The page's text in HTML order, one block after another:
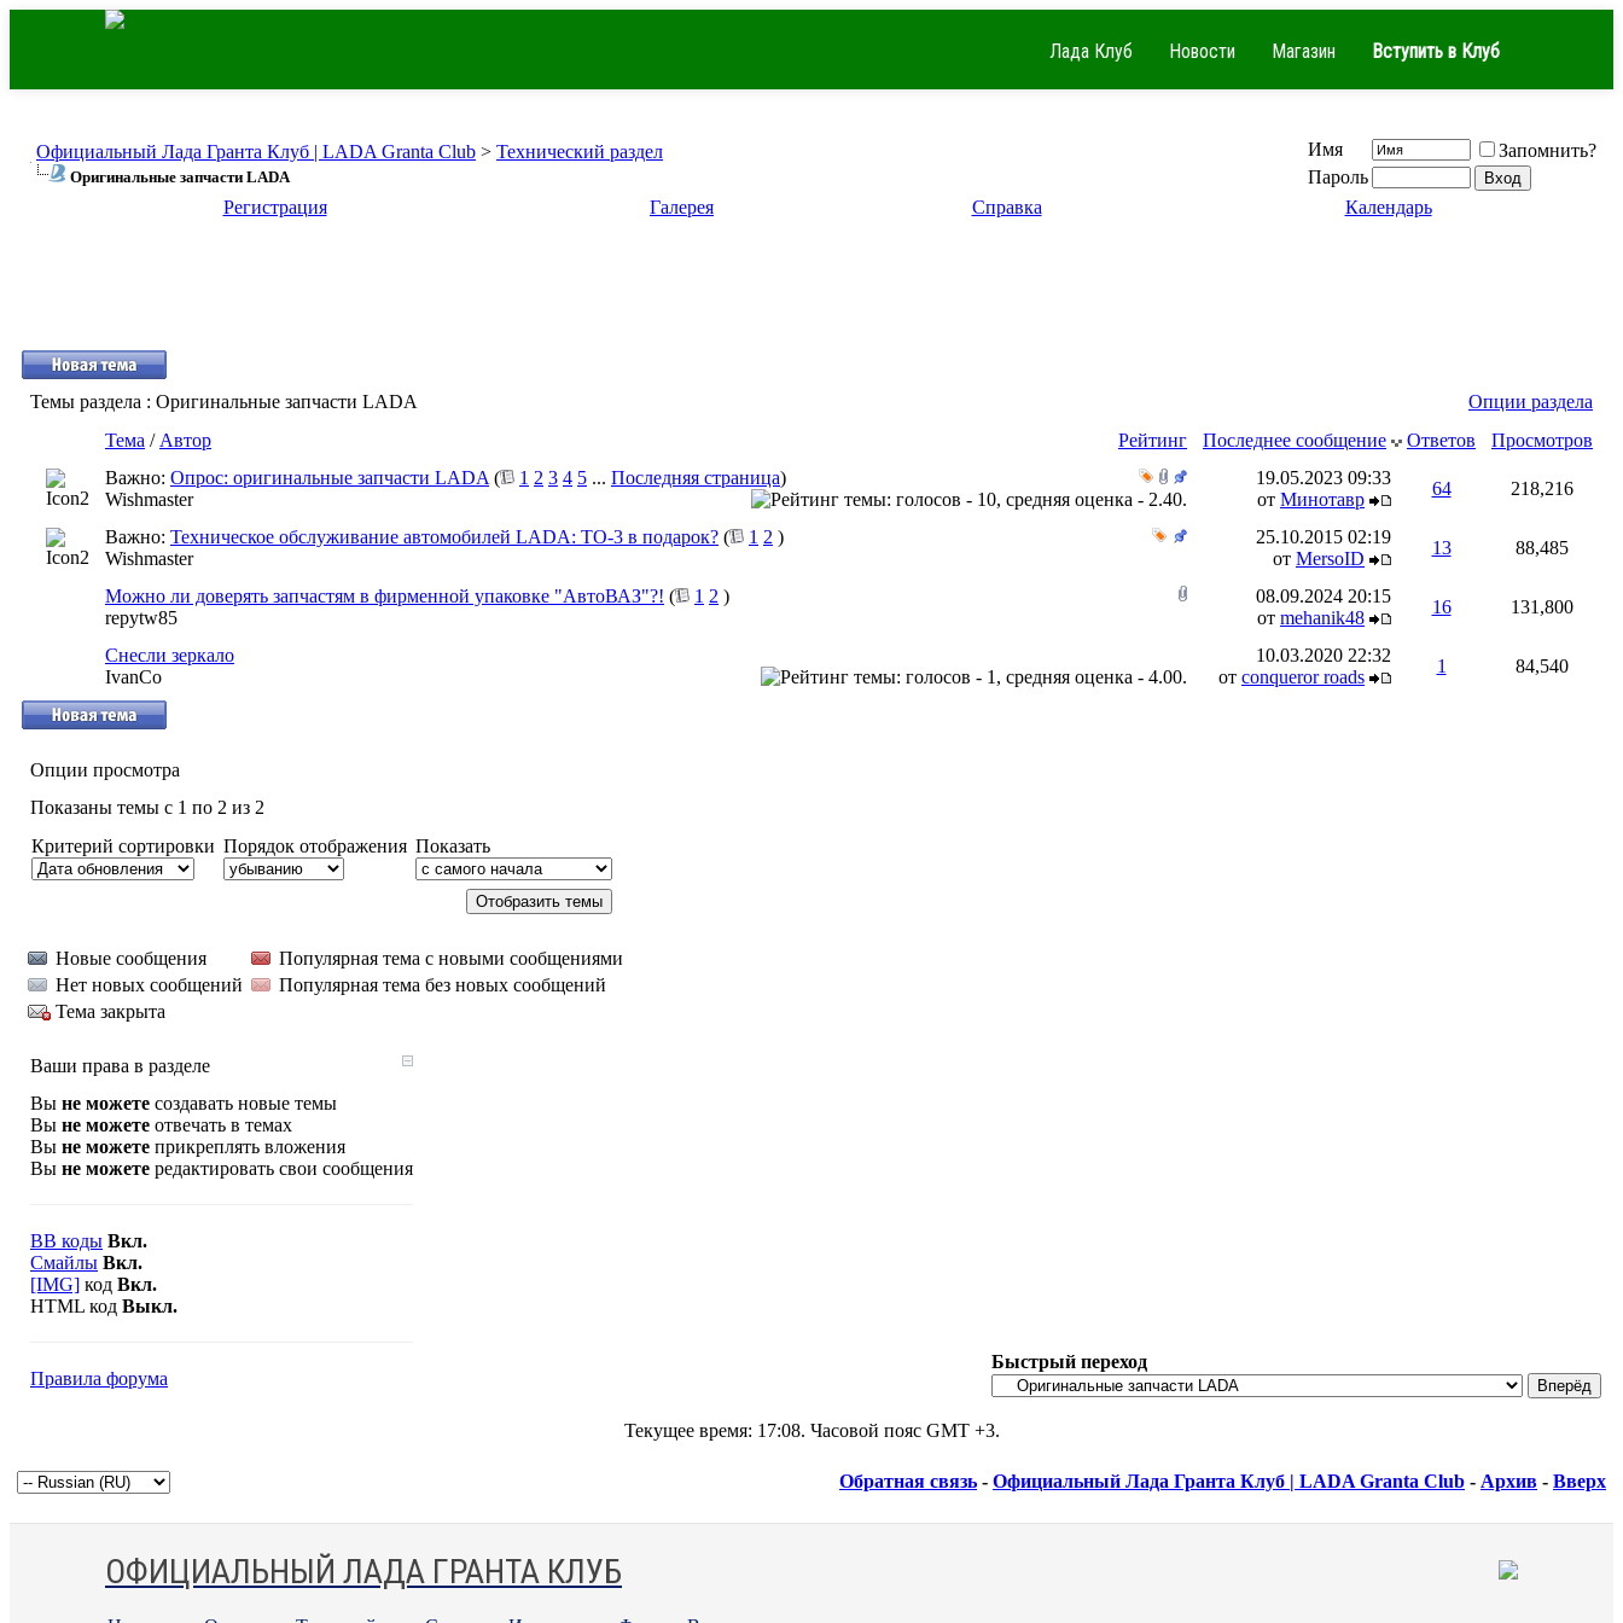
Лада Клуб Новости Магазин Вступить в Клуб
Официальный Лада Гранта Клуб | LADA Granta Club > Технический раздел
Оригинальные запчасти LADA
Имя
Запомнить?
Пароль
Регистрация
Галерея Справка Календарь
Темы раздела : Оригинальные запчасти LADA
Опции раздела
Рейтинг
Тема / Автор Последнее сообщение Ответов
Просмотров
Важно: Опрос: оригинальные запчасти LADA ( 1 2 3 4 5 ... Последняя страница)
Wishmaster
19.05.2023 09:33
от Минотавр
64 218,216
Важно: Техническое обслуживание автомобилей LADA: ТО-3 в подарок? ( 1 2 )
Wishmaster
25.10.2015 02:19
от MersoID
13 88,485
Можно ли доверять запчастям в фирменной упаковке "АвтоВАЗ"?! ( 1 2 )
repytw85
08.09.2024 20:15
от mehanik48
16 131,800
Снесли зеркало
IvanCo
10.03.2020 22:32
от conqueror roads
1 84,540
Опции просмотра
Показаны темы с 1 по 2 из 2
Критерий сортировки Порядок отображения Показать
Новые сообщения
Популярная тема с новыми сообщениями
Нет новых сообщений
Популярная тема без новых сообщений
Тема закрыта
Ваши права в разделе
Вы не можете создавать новые темы
Вы не можете отвечать в темах
Вы не можете прикреплять вложения
Вы не можете редактировать свои сообщения
BB коды Вкл.
Смайлы Вкл.
[IMG] код Вкл.
HTML код Выкл.
Правила форума
Быстрый переход
Текущее время: 17:08. Часовой пояс GMT +3.
Обратная связь - Официальный Лада Гранта Клуб | LADA Granta Club - Архив - Вверх
ОФИЦИАЛЬНЫЙ ЛАДА ГРАНТА КЛУБ